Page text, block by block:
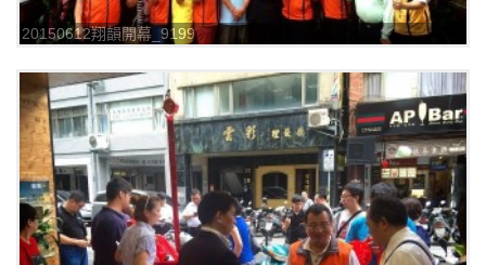
20150612翔韻開幕_9199